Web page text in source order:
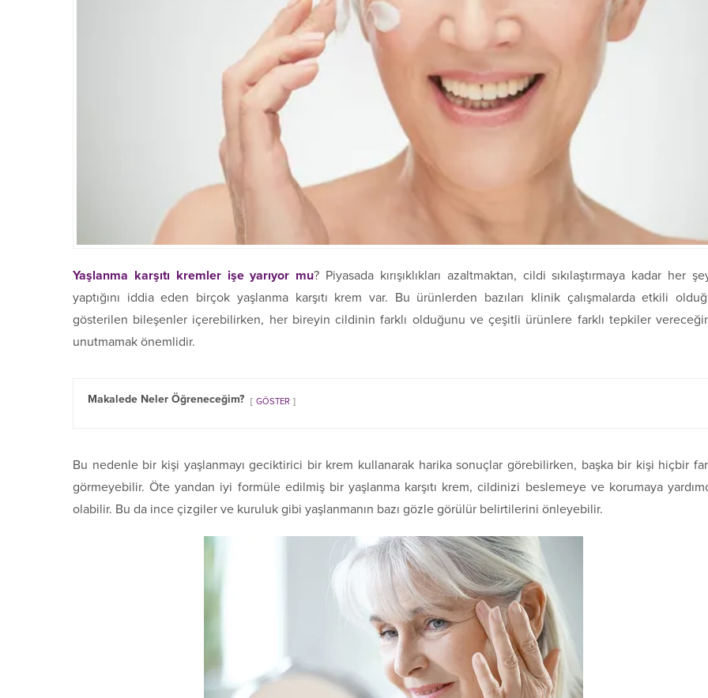
Yaşlanma karşıtı kremler işe yarıyor mu? Piyasada kırışıklıkları azaltmaktan, cildi sıkılaştırmaya kadar her
yaptığını iddia eden birçok yaşlanma karşıtı krem var. Bu ürünlerden bazıları klinik çalışmalarda etkili
gösterilen bileşenler içerebilirken, her bireyin cildinin farklı olduğunu ve çeşitli ürünlere farklı tepkiler
unutmamak önemlidir.
Makalede Neler Öğreneceğim? GÖSTER
Bu nedenle bir kişi yaşlanmayı geciktirici bir krem kullanarak harika sonuçlar görebilirken, başka bir kişi hiçbir
görmeyebilir. Öte yandan iyi formüle edilmiş bir yaşlanma karşıtı krem, cildinizi beslemeye ve korumaya
olabilir. Bu da ince çizgiler ve kuruluk gibi yaşlanmanın bazı gözle görülür belirtilerini önleyebilir.